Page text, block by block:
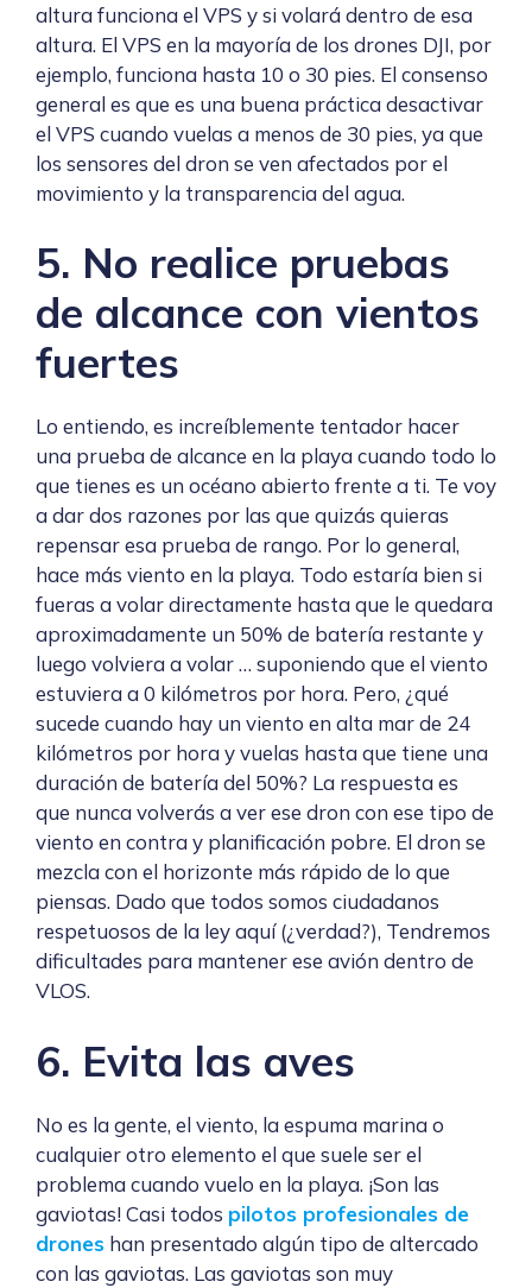
altura funciona el VPS y si volará dentro de esa
altura. El VPS en la mayoría de los drones DJI, por
ejemplo, funciona hasta 10 o 30 pies. El consenso
general es que es una buena práctica desactivar
el VPS cuando vuelas a menos de 30 pies, ya que
los sensores del dron se ven afectados por el
movimiento y la transparencia del agua.
5. No realice pruebas
de alcance con vientos
fuertes
Lo entiendo, es increíblemente tentador hacer
una prueba de alcance en la playa cuando todo lo
que tienes es un océano abierto frente a ti. Te voy
a dar dos razones por las que quizás quieras
repensar esa prueba de rango. Por lo general,
hace más viento en la playa. Todo estaría bien si
fueras a volar directamente hasta que le quedara
aproximadamente un 50% de batería restante y
luego volviera a volar … suponiendo que el viento
estuviera a 0 kilómetros por hora. Pero, ¿qué
sucede cuando hay un viento en alta mar de 24
kilómetros por hora y vuelas hasta que tiene una
duración de batería del 50%? La respuesta es
que nunca volverás a ver ese dron con ese tipo de
viento en contra y planificación pobre. El dron se
mezcla con el horizonte más rápido de lo que
piensas. Dado que todos somos ciudadanos
respetuosos de la ley aquí (¿verdad?), Tendremos
dificultades para mantener ese avión dentro de
VLOS.
6. Evita las aves
No es la gente, el viento, la espuma marina o
cualquier otro elemento el que suele ser el
problema cuando vuelo en la playa. ¡Son las
gaviotas! Casi todos pilotos profesionales de
drones han presentado algún tipo de altercado
con las gaviotas. Las gaviotas son muy